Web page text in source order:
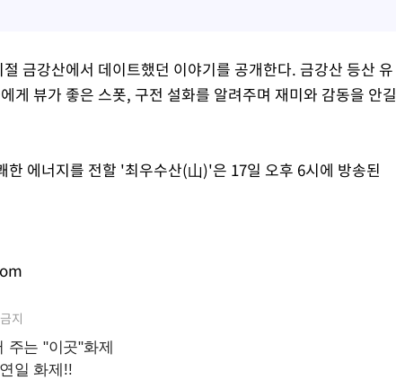
금강산에서 데이트했던 이야기를 공개한다. 금강산 등산 유
게 뷰가 좋은 스폿, 구전 설화를 알려주며 재미와 감동을 안길
한 에너지를 전할 '최우수산(山)'은 17일 오후 6시에 방송된
지